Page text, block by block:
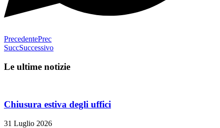
PrecedentePrec
SuccSuccessivo
Le ultime notizie
Chiusura estiva degli uffici
31 Luglio 2026